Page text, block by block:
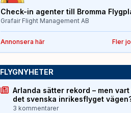
Check-in agenter till Bromma
Grafair Flight Management AB
Annonsera här Fler
FLYGNYHETER
Arlanda sätter rekord – men vart
det svenska inrikesflyget
3 kommentarer